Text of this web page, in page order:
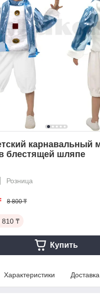
карнавальный
блестящей шляпе
Розница
8 800 ₸
810 ₸
Купить
Характеристики Доставка